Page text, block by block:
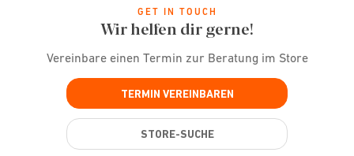
GET IN TOUCH
Wir helfen dir gerne!
Vereinbare einen Termin zur Beratung im Store
TERMIN VEREINBAREN
STORE-SUCHE